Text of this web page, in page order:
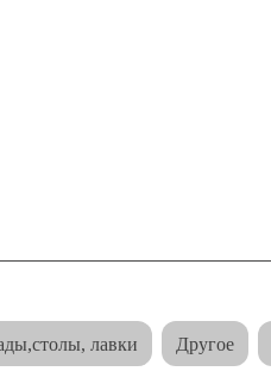
лавки Другое